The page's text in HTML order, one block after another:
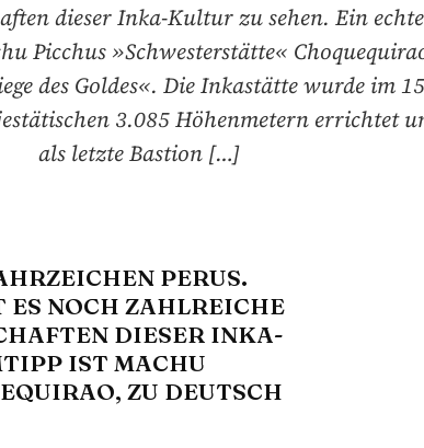
dieser Inka-Kultur zu sehen. Ein
Picchus »Schwesterstätte«
des Goldes«. Die Inkastätte wurde im
3.085 Höhenmetern errichtet
als letzte Bastion […]
PERUS.
ES NOCH ZAHLREICHE
DIESER INKA-
IST MACHU
ZU DEUTSCH